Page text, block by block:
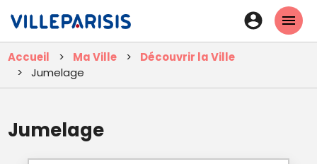
contenu
principal
En-
tête
Accueil Ma Ville
Découvrir la Ville
Jumelage
Jumelage